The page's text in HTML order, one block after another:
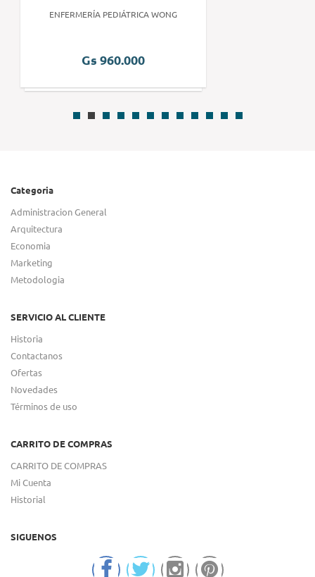
ENFERMERÍA PEDIÁTRICA WONG
Gs 960.000
Categoria
Administracion General
Arquitectura
Economia
Marketing
Metodologia
SERVICIO AL CLIENTE
Historia
Contactanos
Ofertas
Novedades
Términos de uso
CARRITO DE COMPRAS
CARRITO DE COMPRAS
Mi Cuenta
Historial
SIGUENOS